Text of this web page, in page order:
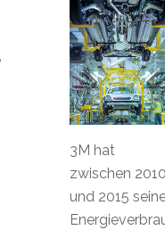
3M hat
zwischen
und 2015